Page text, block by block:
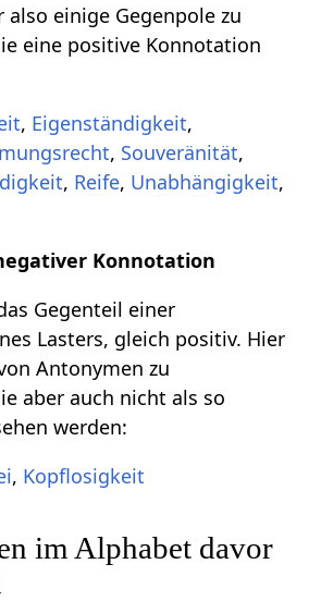
einige Gegenpole zu
eine positive Konnotation
, Eigenständigkeit,
, Souveränität,
, Reife, Unabhängigkeit,
Konnotation
Gegenteil einer
Lasters, gleich positiv. Hier
Antonymen zu
aber auch nicht als so
werden:
, Kopflosigkeit
im Alphabet davor